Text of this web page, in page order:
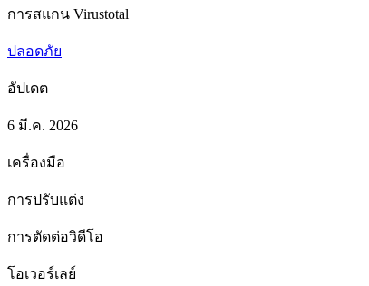
การสแกน Virustotal
ปลอดภัย
อัปเดต
6 มี.ค. 2026
เครื่องมือ
การปรับแต่ง
การตัดต่อวิดีโอ
โอเวอร์เลย์